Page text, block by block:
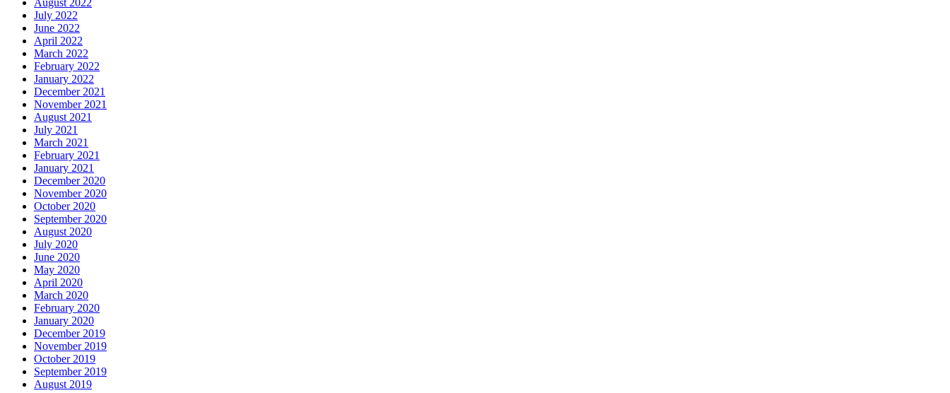
July 2022
June 2022
April 2022
March 2022
February 2022
January 2022
December 2021
November 2021
August 2021
July 2021
March 2021
February 2021
January 2021
December 2020
November 2020
October 2020
September 2020
August 2020
July 2020
June 2020
May 2020
April 2020
March 2020
February 2020
January 2020
December 2019
November 2019
October 2019
September 2019
August 2019